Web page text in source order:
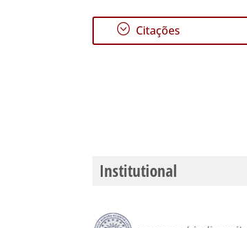
; Citações
Institutional